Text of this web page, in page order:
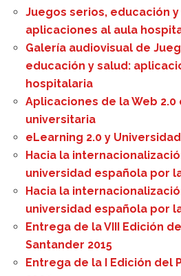
Juegos serios, educación
aplicaciones al aula
Galería audiovisual de
educación y salud:
hospitalaria
Aplicaciones de la Web
universitaria
eLearning 2.0 y Universidad
Hacia la
universidad española por
Hacia la
universidad española por
Entrega de la VIII Edición
Santander 2015
Entrega de la I Edición del